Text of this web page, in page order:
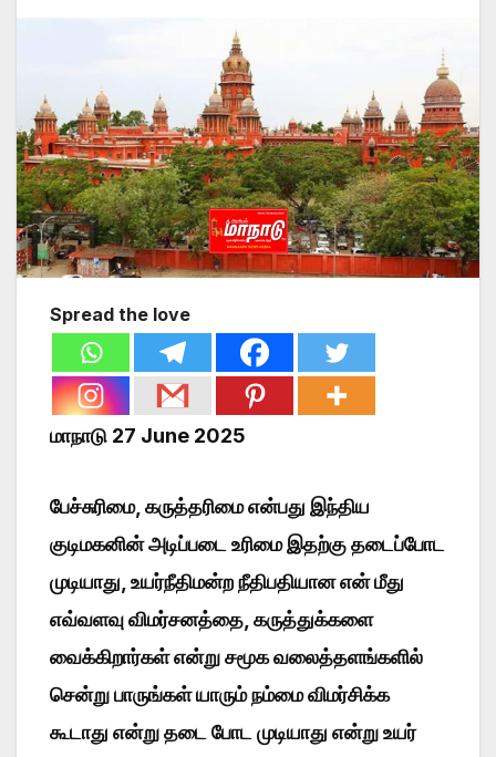
Spread the love
மாநாடு 27 June 2025
பேச்சுரிமை, கருத்தரிமை என்பது இந்திய
குடிமகனின் அடிப்படை உரிமை இதற்கு தடைப்போட
முடியாது, உயர்நீதிமன்ற நீதிபதியான என் மீது
எவ்வளவு விமர்சனத்தை, கருத்துக்களை
வைக்கிறார்கள் என்று சமூக வலைத்தளங்களில்
சென்று பாருங்கள் யாரும் நம்மை விமர்சிக்க
கூடாது என்று தடை போட முடியாது என்று உயர்